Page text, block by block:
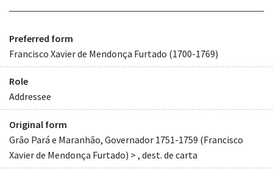
Preferred form
Francisco Xavier de Mendonça Furtado (1700-1769)
Role
Addressee
Original form
Grão Pará e Maranhão, Governador 1751-1759 (Francisco
Xavier de Mendonça Furtado) > , dest. de carta